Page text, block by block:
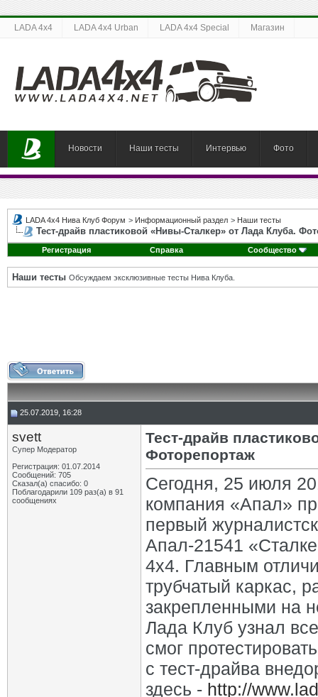
LADA 4x4 LADA 4x4 Urban LADA 4x4 Special Магазин
Новости Наши тесты Интервью Фото
LADA 4x4 Нива Клуб Форум > Информационный раздел > Наши тесты
Тест-драйв пластиковой «Нивы-Сталкер» от Лада Клуба.
Регистрация Справка Сообщество
Наши тесты Обсуждаем эксклюзивные тесты Нива Клуба.
25.07.2019, 16:28
svett
Супер Модератор
Регистрация: 01.07.2014
Сообщений: 705
Сказал(а) спасибо: 0
Поблагодарили 109 раз(а) в 91
сообщениях
Тест-драйв
Фоторепортаж
Сегодня, 25 июля
компания «Апал»
первый
Апал-21541
4х4. Главным
трубчатый каркас,
закрепленными на
Лада Клуб узнал
смог
с тест-драйва
здесь - http://